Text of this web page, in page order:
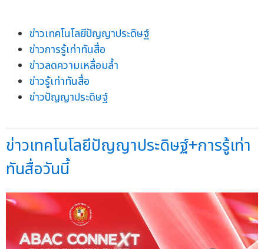
ข่าวเทคโนโลยีปัญญาประดิษฐ์
ข่าวการรู้เท่าทันสื่อ
ข่าวลดความเหลื่อมล้ำ
ข่าวรู้เท่าทันสื่อ
ข่าวปัญญาประดิษฐ์
ข่าวเทคโนโลยีปัญญาประดิษฐ์+การรู้เท่า
ทันสื่อวันนี้